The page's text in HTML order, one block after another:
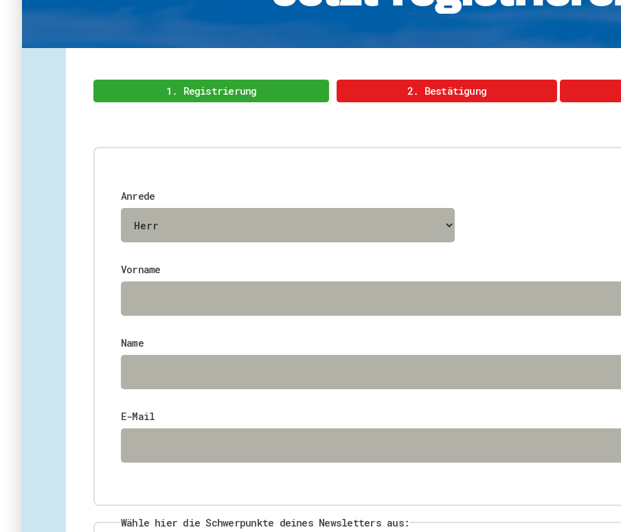
Downloads
Datenschutz
1. Registrierung 2. Bestätigung
Anrede
Vorname
Name
E-Mail
Wähle hier die Schwerpunkte deines Newsletters aus: